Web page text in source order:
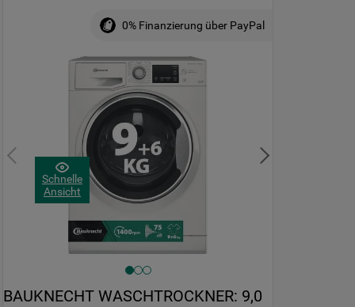
Schnelle
Ansicht
0% Finanzierung über PayPal
BAUKNECHT WASCHTROCKNER: 9,0